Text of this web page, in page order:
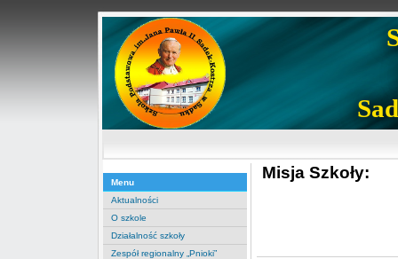
Menu
Aktualności
O szkole
Działalność szkoły
Zespół regionalny „Pnioki”
Misja Szkoły: